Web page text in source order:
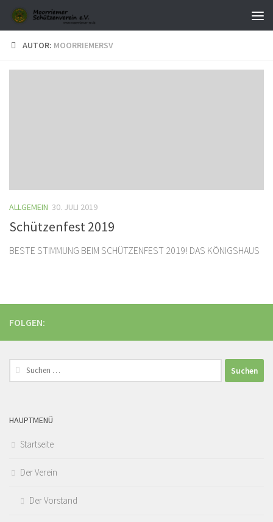
Zum Inhalt springen
AUTOR: MOORRIEMERSV
ALLGEMEIN 30. JULI 2019
Schützenfest 2019
BESTE STIMMUNG BEIM SCHÜTZENFEST 2019! DAS KÖNIGSHAUS
FOLGEN:
Suchen
nach:
HAUPTMENÜ
Startseite
Der Verein
Der Vorstand